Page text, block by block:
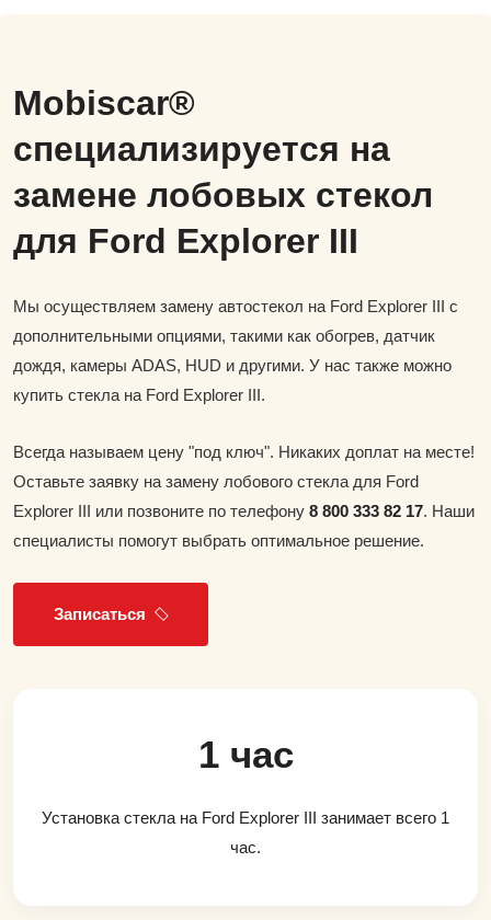
Mobiscar®
специализируется на
замене лобовых стекол
для Ford Explorer III
Мы осуществляем замену автостекол на Ford Explorer III с
дополнительными опциями, такими как обогрев, датчик
дождя, камеры ADAS, HUD и другими. У нас также можно
купить стекла на Ford Explorer III.
Всегда называем цену "под ключ". Никаких доплат на месте!
Оставьте заявку на замену лобового стекла для Ford
Explorer III или позвоните по телефону 8 800 333 82 17. Наши
специалисты помогут выбрать оптимальное решение.
Записаться
1 час
Установка стекла на Ford Explorer III занимает всего 1
час.